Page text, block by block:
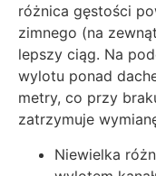
różnica gęstości
zimnego (na
lepszy ciąg. Na
wylotu ponad
metry, co przy
zatrzymuje
Niewielka